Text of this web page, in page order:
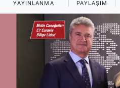
YAYINLANMA PAYLAŞIM